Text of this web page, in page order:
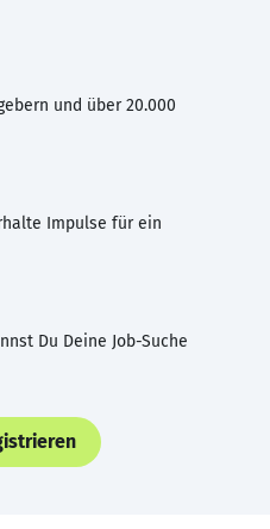
und über 20.000
Impulse für ein
Du Deine Job-Suche